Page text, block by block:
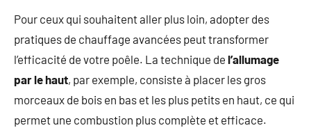
Pour ceux qui souhaitent aller plus loin, adopter des
pratiques de chauffage avancées peut transformer
l’efficacité de votre poêle. La technique de l’allumage
par le haut, par exemple, consiste à placer les gros
morceaux de bois en bas et les plus petits en haut, ce qui
permet une combustion plus complète et efficace.